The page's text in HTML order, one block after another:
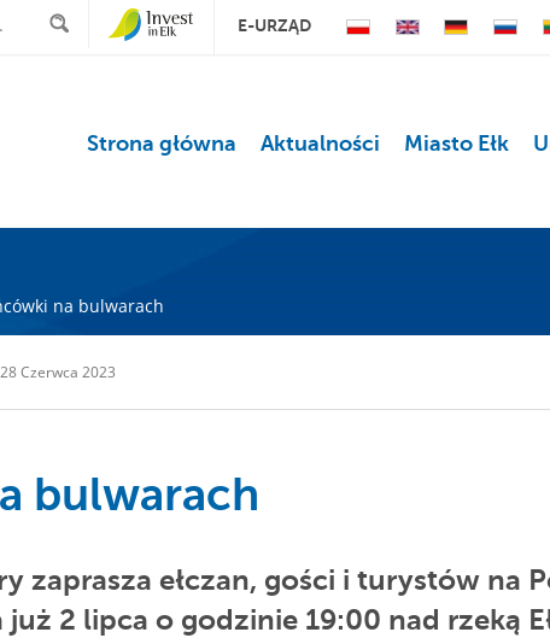
E-URZĄD
Strona główna Aktualności Miasto Ełk
na bulwarach
28 Czerwca 2023
bulwarach
zaprasza ełczan, gości i turystów na
2 lipca o godzinie 19:00 nad rzeką